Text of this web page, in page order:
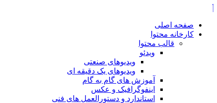
صفحه اصلی
کارخانه محتوا
قالب محتوا
ویدئو
ویدیوهای صنعتی
ویدیوهای یک دقیقه ای
آموزش های گام به گام
اینفوگرافیک و عکس
استاندارد و دستورالعمل های فنی